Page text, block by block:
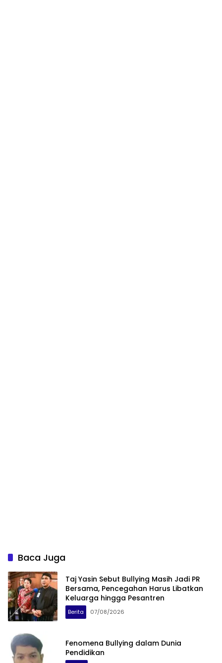
Baca Juga
Taj Yasin Sebut Bullying Masih Jadi PR
Bersama, Pencegahan Harus Libatkan
Keluarga hingga Pesantren
Berita 07/08/2026
Fenomena Bullying dalam Dunia
Pendidikan